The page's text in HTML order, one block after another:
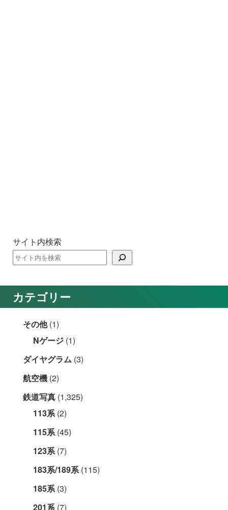
サイト内検索
カテゴリー
その他(1)
Nゲージ (1)
ダイヤグラム (3)
航空機 (2)
鉄道写真 (1,325)
113系(2)
115系(45)
123系(7)
183系/189系(115)
185系(3)
201系 (7)